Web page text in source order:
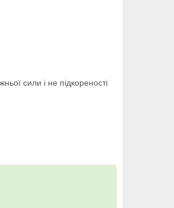
сили і не підкореності